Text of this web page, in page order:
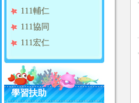
111輔仁
111協同
111宏仁
學習扶助